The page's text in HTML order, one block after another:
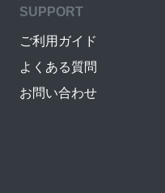
SUPPORT
ご利用ガイド
よくある質問
お問い合わせ